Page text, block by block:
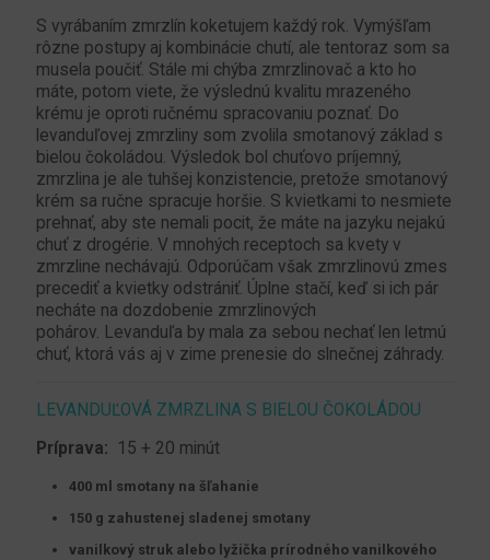
S vyrábaním zmrzlín koketujem každý rok. Vymýšľam
rôzne postupy aj kombinácie chutí, ale tentoraz som sa
musela poučiť. Stále mi chýba zmrzlinovač a kto ho
máte, potom viete, že výslednú kvalitu mrazeného
krému je oproti ručnému spracovaniu poznať. Do
levanduľovej zmrzliny som zvolila smotanový základ s
bielou čokoládou. Výsledok bol chuťovo príjemný,
zmrzlina je ale tuhšej konzistencie, pretože smotanový
krém sa ručne spracuje horšie. S kvietkami to nesmiete
prehnať, aby ste nemali pocit, že máte na jazyku nejakú
chuť z drogérie. V mnohých receptoch sa kvety v
zmrzline nechávajú. Odporúčam však zmrzlinovú zmes
precediť a kvietky odstrániť. Úplne stačí, keď si ich pár
necháte na dozdobenie zmrzlinových
pohárov. Levanduľa by mala za sebou nechať len letmú
chuť, ktorá vás aj v zime prenesie do slnečnej záhrady.
LEVANDUĽOVÁ ZMRZLINA S BIELOU ČOKOLÁDOU
Príprava: 15 + 20 minút
400 ml smotany na šľahanie
150 g zahustenej sladenej smotany
vanilkový struk alebo lyžička prírodného vanilkového